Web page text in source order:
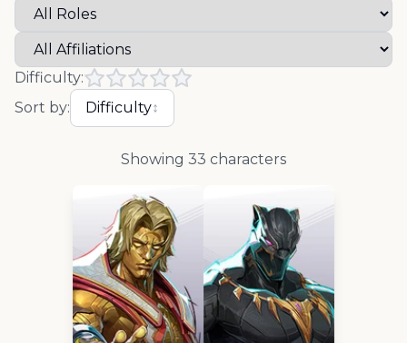
Difficulty:
Sort by:
Difficulty↕
Showing 33 characters